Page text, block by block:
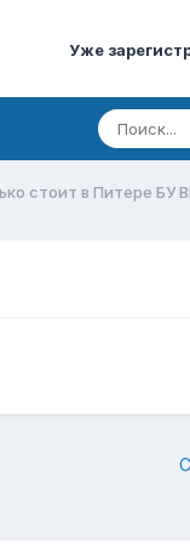
Уже
стоит в Питере БУ